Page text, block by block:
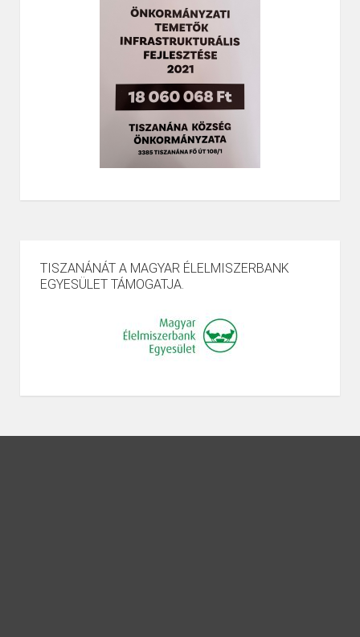
TISZANÁNÁT A MAGYAR ÉLELMISZERBANK
EGYESÜLET TÁMOGATJA.